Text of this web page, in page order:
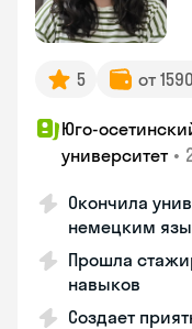
5 от
Юго-
университет •
Окончила
немецким
Прошла
навыков
Создает